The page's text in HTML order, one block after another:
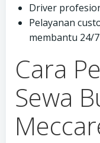
Driver
Pelayanan
membantu 24/7
Cara
Sewa